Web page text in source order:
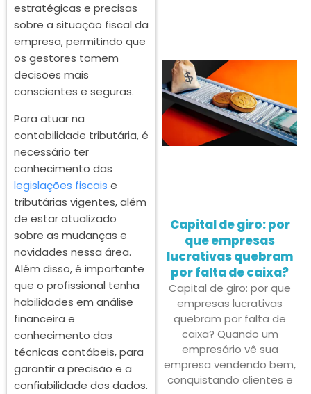
estratégicas e precisas
sobre a situação fiscal da
empresa, permitindo que
os gestores tomem
decisões mais
conscientes e seguras.
Para atuar na
contabilidade tributária, é
necessário ter
conhecimento das
legislações fiscais e
tributárias vigentes, além
de estar atualizado
sobre as mudanças e
novidades nessa área.
Além disso, é importante
que o profissional tenha
habilidades em análise
financeira e
conhecimento das
técnicas contábeis, para
garantir a precisão e a
confiabilidade dos dados.
Capital de giro: por
que empresas
lucrativas quebram
por falta de caixa?
Capital de giro: por que
empresas lucrativas
quebram por falta de
caixa? Quando um
empresário vê sua
empresa vendendo bem,
conquistando clientes e